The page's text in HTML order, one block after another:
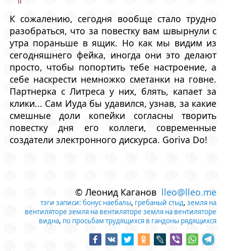
К сожалению, сегодня вообще стало трудно
разобраться, что за повестку вам швырнули с
утра пораньше в ящик. Но как мы видим из
сегодняшнего фейка, иногда они это делают
просто, чтобы попортить тебе настроение, а
себе наскрести немножко сметанки на говне.
Партнерка с Литреса у них, блять, капает за
клики... Сам Иуда бы удавился, узнав, за какие
смешные доли копейки согласны творить
повестку дня его коллеги, современные
создатели электронного дискурса. Goriva Do!
© Леонид Каганов lleo@lleo.me
тэги записи: бонус наебалы, гребаный стыд,земля на
вентиляторе земля на вентиляторе земля на вентиляторе
видна, по просьбам трудящихся в гандоны рядящихся